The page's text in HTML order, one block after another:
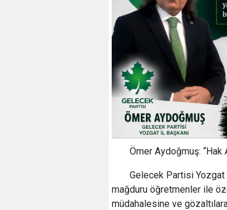
Ömer Aydoğmuş: “Hak
Gelecek Partisi Yozgat
mağduru öğretmenler ile
müdahalesine ve